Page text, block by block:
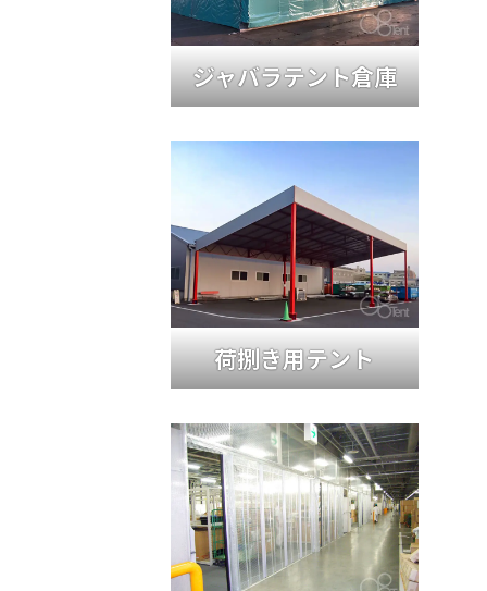
ジャバラテント倉庫
荷捌き用テント